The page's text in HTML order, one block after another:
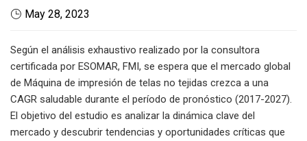
May 28, 2023
Según el análisis exhaustivo realizado por la consultora
certificada por ESOMAR, FMI, se espera que el mercado global
de Máquina de impresión de telas no tejidas crezca a una
CAGR saludable durante el período de pronóstico (2017-2027).
El objetivo del estudio es analizar la dinámica clave del
mercado y descubrir tendencias y oportunidades críticas que